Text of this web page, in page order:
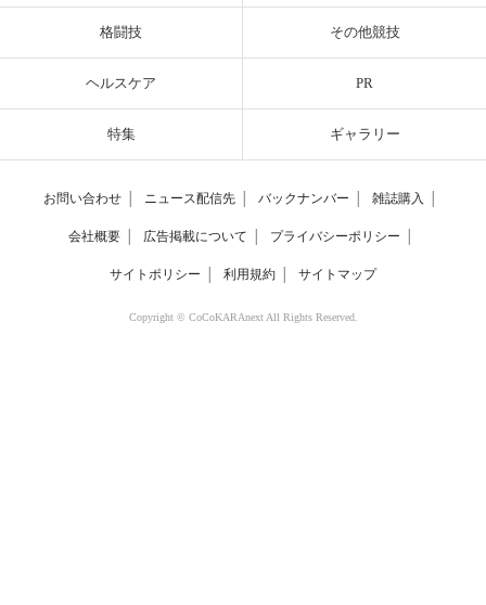
格闘技 その他競技
ヘルスケア PR
特集 ギャラリー
お問い合わせ ニュース配信先 バックナンバー 雑誌購入
会社概要 広告掲載について プライバシーポリシー
サイトポリシー 利用規約 サイトマップ
Copyright © CoCoKARAnext All Rights Reserved.